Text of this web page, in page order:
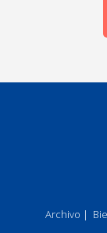
Archivo |